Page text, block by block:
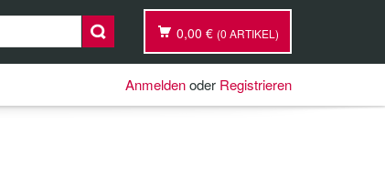
0,00 € (0 ARTIKEL)
Anmeldenoder Registrieren